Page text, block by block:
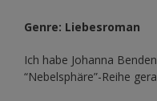
Genre: Liebesroman
Ich habe Johanna
“Nebelsphäre”-Reihe